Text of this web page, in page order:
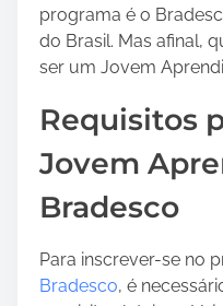
i
s
p
s
o
n
programa é o
do Brasil. Mas afinal,
ser um Jovem
Requisitos
Jovem
Bradesco
Para inscrever-se no
Bradesco, é